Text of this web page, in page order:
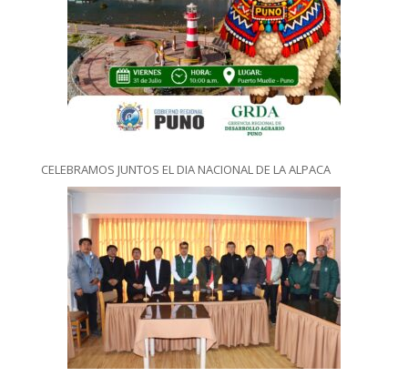
CELEBRAMOS JUNTOS EL DIA NACIONAL DE LA ALPACA